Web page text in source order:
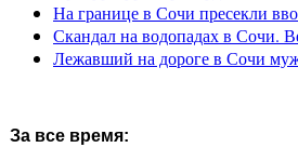
На границе в Сочи пресекли
Скандал на водопадах в Сочи.
Лежавший на дороге в Сочи
За все время: